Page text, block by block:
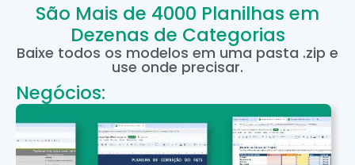
São Mais de 4000 Planilhas em
Dezenas de Categorias
Baixe todos os modelos em uma pasta .zip e
use onde precisar.
Negócios: